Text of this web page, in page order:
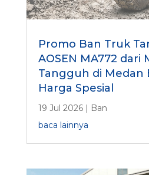
Promo Ban Truk
AOSEN MA772 dari
Tangguh di Medan
Harga Spesial
19 Jul 2026|
Ban
baca lainnya